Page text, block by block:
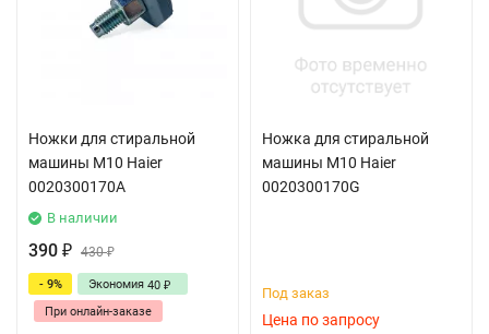
Ножки для стиральной
машины М10 Haier
0020300170A
В наличии
390 ₽ 430₽
- 9% Экономия 40 ₽
При онлайн-заказе
Ножка для стиральной
машины М10 Haier
0020300170G
Под заказ
Цена по запросу